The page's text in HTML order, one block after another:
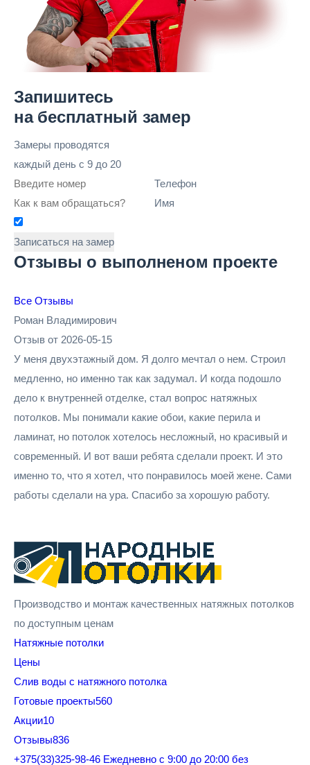
Запишитесь
на бесплатный замер
Замеры проводятся
каждый день с 9 до 20
Телефон
Имя
Записаться на замер
Отзывы о выполненом проекте
Все Отзывы
Роман Владимирович
Отзыв от 2026-05-15
У меня двухэтажный дом. Я долго мечтал о нем. Строил
медленно, но именно так как задумал. И когда подошло
дело к внутренней отделке, стал вопрос натяжных
потолков. Мы понимали какие обои, какие перила и
ламинат, но потолок хотелось несложный, но красивый и
современный. И вот ваши ребята сделали проект. И это
именно то, что я хотел, что понравилось моей жене. Сами
работы сделали на ура. Спасибо за хорошую работу.
Производство и монтаж качественных натяжных потолков
по доступным ценам
Натяжные потолки
Цены
Cлив воды с натяжного потолка
Готовые проекты560
Акции10
Отзывы836
+375(33)325-98-46 Ежедневно с 9:00 до 20:00 без